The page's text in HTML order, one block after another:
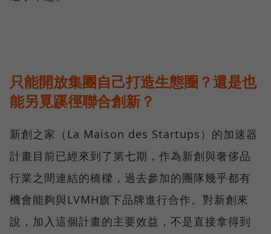
只能開放集團自己打造生態圈？還是也
能另覓蹊徑聯合創新？
新創之家（La Maison des Startups）的加速器
計畫目前已經來到了第七期，作為新創與奢侈品
行業之間連結的橋樑，過去參加的團隊幾乎都有
機會能夠與LVMH旗下品牌進行合作。對新創來
說，加入這個計畫的主要效益，不是直接拿得到